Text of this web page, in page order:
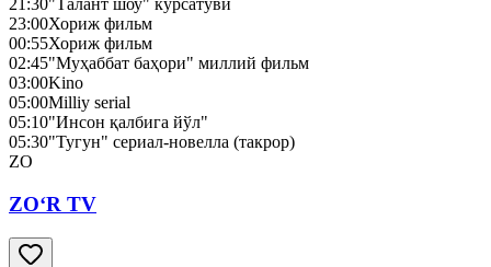
21:30"Талант шоу" кўрсатуви
23:00Хориж фильм
00:55Хориж фильм
02:45"Муҳаббат баҳори" миллий фильм
03:00Kino
05:00Milliy serial
05:10"Инсон қалбига йўл"
05:30"Тугун" сериал-новелла (такрор)
ZO
ZO‘R TV